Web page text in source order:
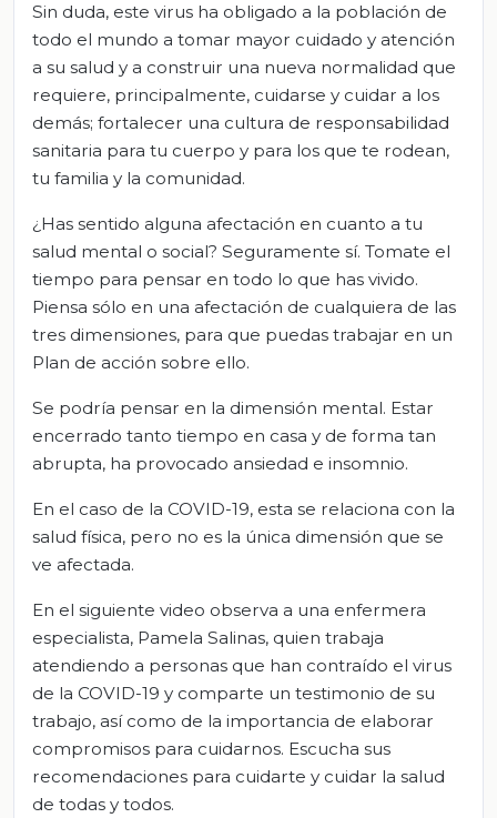
Sin duda, este virus ha obligado a la población de
todo el mundo a tomar mayor cuidado y atención
a su salud y a construir una nueva normalidad que
requiere, principalmente, cuidarse y cuidar a los
demás; fortalecer una cultura de responsabilidad
sanitaria para tu cuerpo y para los que te rodean,
tu familia y la comunidad.
¿Has sentido alguna afectación en cuanto a tu
salud mental o social? Seguramente sí. Tomate el
tiempo para pensar en todo lo que has vivido.
Piensa sólo en una afectación de cualquiera de las
tres dimensiones, para que puedas trabajar en un
Plan de acción sobre ello.
Se podría pensar en la dimensión mental. Estar
encerrado tanto tiempo en casa y de forma tan
abrupta, ha provocado ansiedad e insomnio.
En el caso de la COVID-19, esta se relaciona con la
salud física, pero no es la única dimensión que se
ve afectada.
En el siguiente video observa a una enfermera
especialista, Pamela Salinas, quien trabaja
atendiendo a personas que han contraído el virus
de la COVID-19 y comparte un testimonio de su
trabajo, así como de la importancia de elaborar
compromisos para cuidarnos. Escucha sus
recomendaciones para cuidarte y cuidar la salud
de todas y todos.